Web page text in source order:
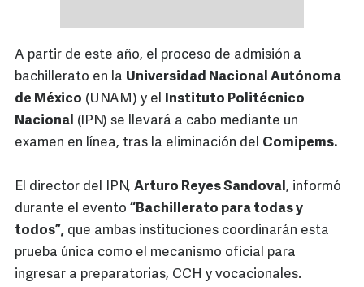
A partir de este año, el proceso de admisión a
bachillerato en la Universidad Nacional Autónoma
de México (UNAM) y el Instituto Politécnico
Nacional (IPN) se llevará a cabo mediante un
examen en línea, tras la eliminación del Comipems.
El director del IPN, Arturo Reyes Sandoval, informó
durante el evento “Bachillerato para todas y
todos”, que ambas instituciones coordinarán esta
prueba única como el mecanismo oficial para
ingresar a preparatorias, CCH y vocacionales.